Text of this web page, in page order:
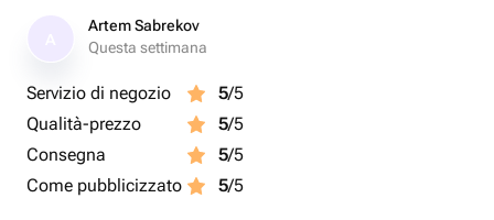
Artem Sabrekov
Questa settimana
Servizio di negozio 5/5
Qualità-prezzo
5/5
Consegna
5/5
Come pubblicizzato
5/5